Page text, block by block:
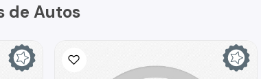
de Autos